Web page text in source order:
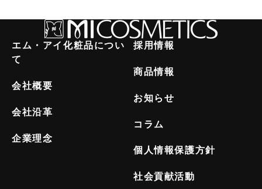
エム・アイ化粧品につい
て
会社概要
会社沿革
企業理念
採用情報
商品情報
お知らせ
コラム
個人情報保護方針
社会貢献活動